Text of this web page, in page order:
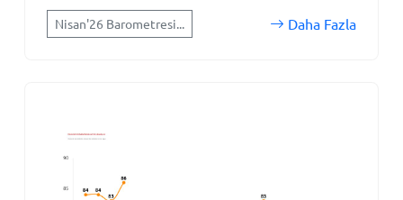
Nisan'26 Barometresi... Daha Fazla